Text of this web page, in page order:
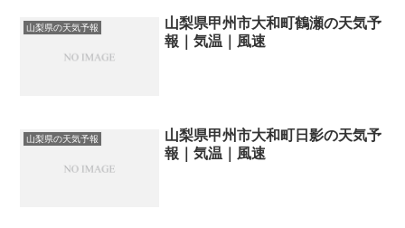
山梨県の天気予報
山梨県甲州市大和町鶴瀬の天気予
報｜気温｜風速
山梨県の天気予報
山梨県甲州市大和町日影の天気予
報｜気温｜風速